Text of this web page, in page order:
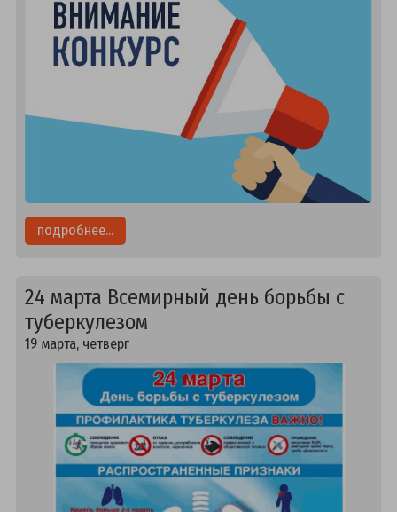
подробнее...
24 марта Всемирный день борьбы с
туберкулезом
19 марта, четверг